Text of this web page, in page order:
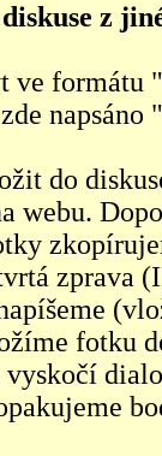
z
ve
do
webu.
zprava
fotku
vyskočí